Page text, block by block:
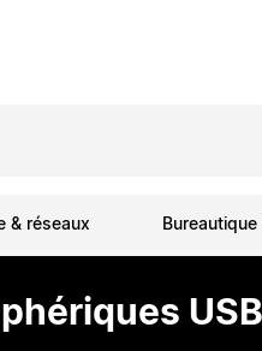
& réseaux